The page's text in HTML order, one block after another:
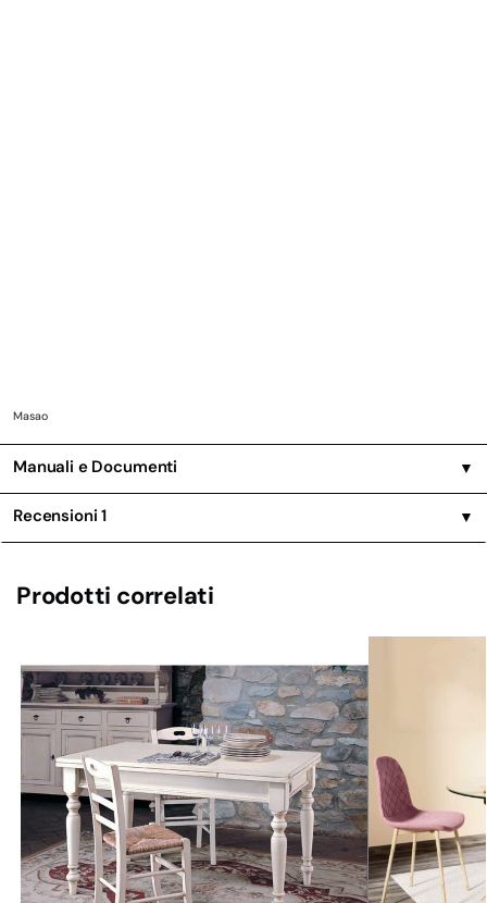
Masao
Manuali e Documenti ▼
Recensioni1 ▼
Prodotti correlati